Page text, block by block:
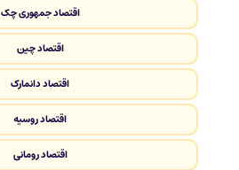
اقتصاد جمهوری چک
اقتصاد چین
اقتصاد دانمارک
اقتصاد روسیه
اقتصاد رومانی